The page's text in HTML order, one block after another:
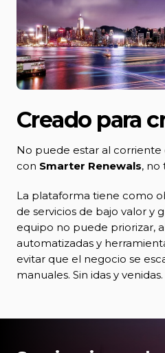
Creado para
No puede estar al corriente
con Smarter Renewals, no
La plataforma tiene como
de servicios de bajo valor y
equipo no puede priorizar,
automatizadas y
evitar que el negocio se
manuales. Sin idas y venidas.